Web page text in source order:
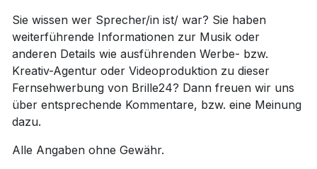
Sie wissen wer Sprecher/in ist/ war? Sie haben
weiterführende Informationen zur Musik oder
anderen Details wie ausführenden Werbe- bzw.
Kreativ-Agentur oder Videoproduktion zu dieser
Fernsehwerbung von Brille24? Dann freuen wir uns
über entsprechende Kommentare, bzw. eine Meinung
dazu.
Alle Angaben ohne Gewähr.